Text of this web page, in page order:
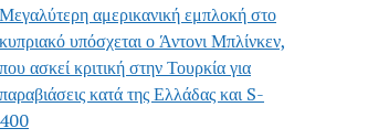
Μεγαλύτερη αμερικανική εμπλοκή στο
κυπριακό υπόσχεται ο Άντονι Μπλίνκεν,
που ασκεί κριτική στην Τουρκία για
παραβιάσεις κατά της Ελλάδας και S-
400